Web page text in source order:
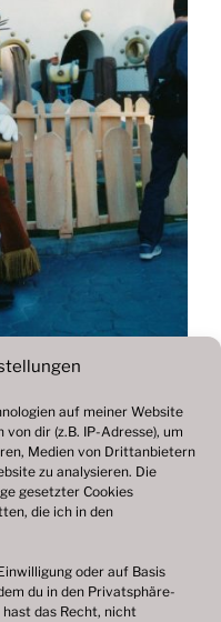
auf meiner Website
dir (z.B. IP-Adresse), um
Medien von Drittanbietern
zu analysieren. Die
gesetzter Cookies
die ich in den
oder auf Basis
du in den Privatsphäre-
das Recht, nicht
Datenschutzerklärung